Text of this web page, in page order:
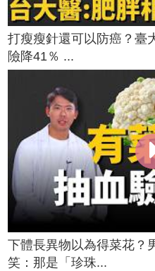
打瘦瘦針還可以防癌？臺
險降41％ ...
下體長異物以為得菜花？
笑：那是「珍珠...